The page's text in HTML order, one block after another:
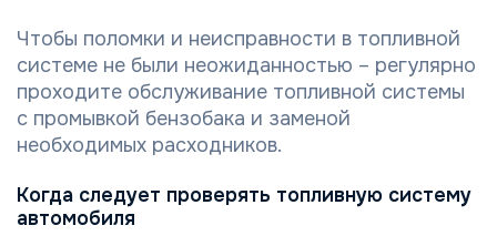
Чтобы поломки и неисправности в топливной
системе не были неожиданностью – регулярно
проходите обслуживание топливной системы
с промывкой бензобака и заменой
необходимых расходников.
Когда следует проверять топливную систему
автомобиля